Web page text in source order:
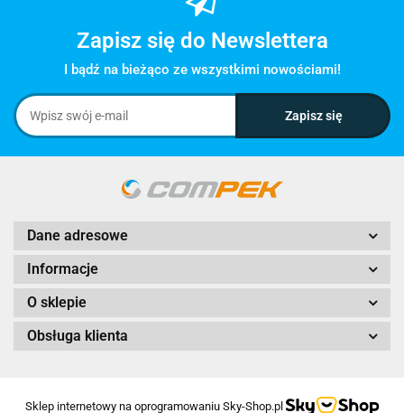
Zapisz się do Newslettera
I bądź na bieżąco ze wszystkimi nowościami!
Dane adresowe
Informacje
O sklepie
Obsługa klienta
Sklep internetowy na oprogramowaniu Sky-Shop.pl